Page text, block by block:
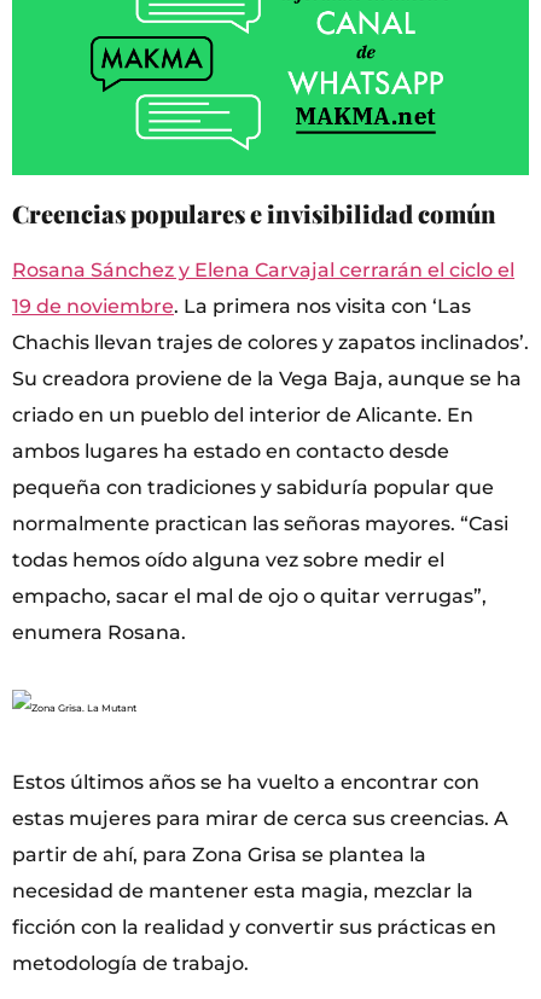
Creencias populares e invisibilidad común
Rosana Sánchez y Elena Carvajal cerrarán el ciclo el
19 de noviembre. La primera nos visita con ‘Las
Chachis llevan trajes de colores y zapatos inclinados’.
Su creadora proviene de la Vega Baja, aunque se ha
criado en un pueblo del interior de Alicante. En
ambos lugares ha estado en contacto desde
pequeña con tradiciones y sabiduría popular que
normalmente practican las señoras mayores. “Casi
todas hemos oído alguna vez sobre medir el
empacho, sacar el mal de ojo o quitar verrugas”,
enumera Rosana.
Estos últimos años se ha vuelto a encontrar con
estas mujeres para mirar de cerca sus creencias. A
partir de ahí, para Zona Grisa se plantea la
necesidad de mantener esta magia, mezclar la
ficción con la realidad y convertir sus prácticas en
metodología de trabajo.